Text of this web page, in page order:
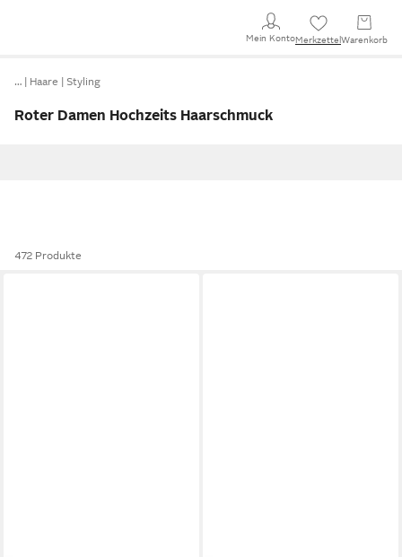
Mein KontoMerkzettel Warenkorb
… Haare Styling
Roter Damen Hochzeits Haarschmuck
472 Produkte